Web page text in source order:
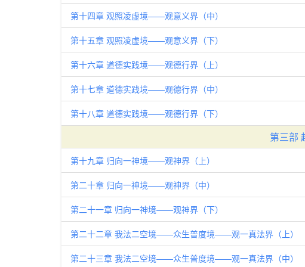
第十四章 观照凌虚境——观意义界（中）
第十五章 观照凌虚境——观意义界（下）
第十六章 道德实践境——观德行界（上）
第十七章 道德实践境——观德行界（中）
第十八章 道德实践境——观德行界（下）
第三部
第十九章 归向一神境——观神界（上）
第二十章 归向一神境——观神界（中）
第二十一章 归向一神境——观神界（下）
第二十二章 我法二空境——众生普度境——观一真法界（上）
第二十三章 我法二空境——众生普度境——观一真法界（中）